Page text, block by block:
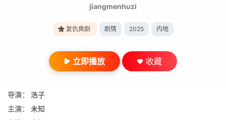
jiangmenhuzi
复仇爽剧 剧情 2025 内地
立即播放 收藏
导演：
浩子
主演：
未知